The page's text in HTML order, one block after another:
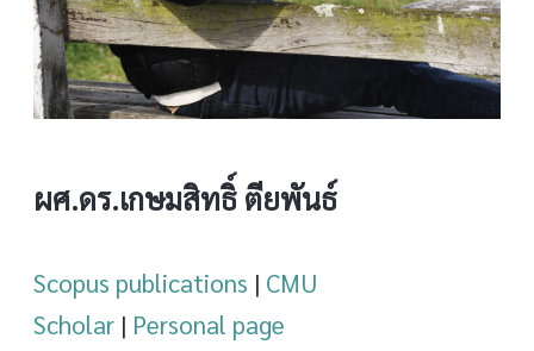
ผศ.ดร.เกษมสิทธิ์ ตียพันธ์
Scopus publications | CMU
Scholar | Personal page